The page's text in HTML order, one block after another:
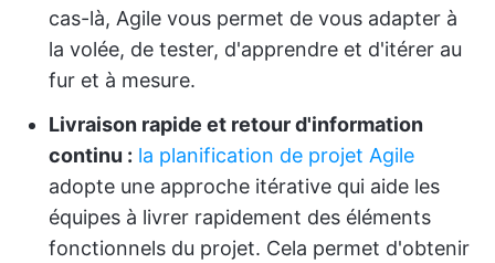
cas-là, Agile vous permet de vous adapter à
la volée, de tester, d'apprendre et d'itérer au
fur et à mesure.
Livraison rapide et retour d'information
continu : la planification de projet Agile
adopte une approche itérative qui aide les
équipes à livrer rapidement des éléments
fonctionnels du projet. Cela permet d'obtenir